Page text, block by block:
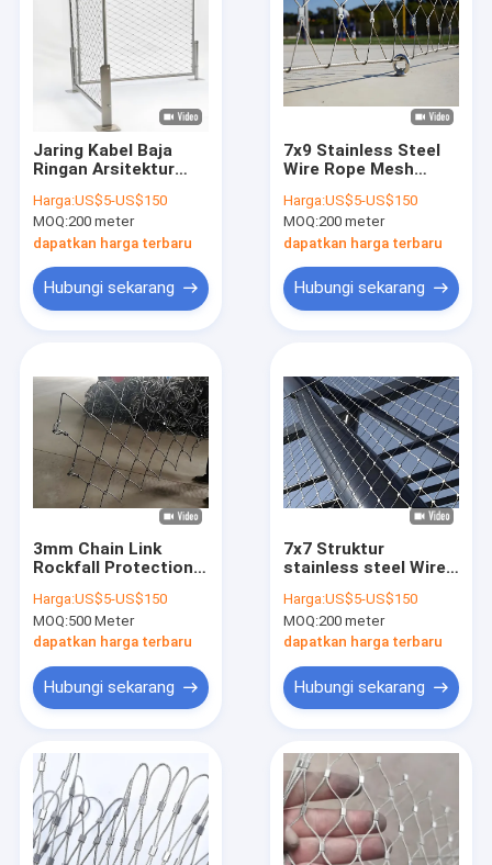
Produk
Pertunjukan VR
Jaring Kabel Baja
Ringan Arsitektur
Harga:US$5-US$150
MOQ:200 meter
dapatkan harga terbaru
Hubungi sekarang
7x9 Stainless Steel
Wire Rope Mesh
Stainless Steel Rope
Mesh
Harga:US$5-US$150
MOQ:200 meter
dapatkan harga terbaru
Hubungi sekarang
3mm Chain Link
Rockfall Protection
Stainless Steel Wire
Mesh Roll
Harga:US$5-US$150
MOQ:500 Meter
dapatkan harga terbaru
Hubungi sekarang
7x7 Struktur
stainless steel Wire
Rope Mesh Railing
Harga:US$5-US$150
MOQ:200 meter
dapatkan harga terbaru
Hubungi sekarang